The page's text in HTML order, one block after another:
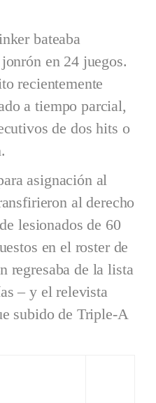
bateaba
en 24 juegos.
recientemente
a tiempo parcial,
de dos hits o
asignación al
al derecho
lesionados de 60
en el roster de
regresaba de la lista
– y el relevista
subido de Triple-A